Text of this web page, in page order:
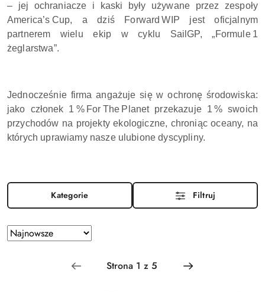
– jej ochraniacze i kaski były używane przez zespoły
America’s Cup, a dziś Forward WIP jest oficjalnym
partnerem wielu ekip w cyklu SailGP, „Formule 1
żeglarstwa”.
Jednocześnie firma angażuje się w ochronę środowiska:
jako członek 1 % For The Planet przekazuje 1 % swoich
przychodów na projekty ekologiczne, chroniąc oceany, na
których uprawiamy nasze ulubione dyscypliny.
Kategorie Filtruj
Zastosowano
sortowanie:
Sortuj
według